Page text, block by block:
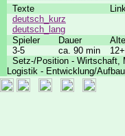
Texte
deutsch_kurz
deutsch_lang
Spieler
Dauer
3-5
ca. 90 min 12+
Setz-/Position - Wirtschaft,
Logistik - Entwicklung/Aufbau